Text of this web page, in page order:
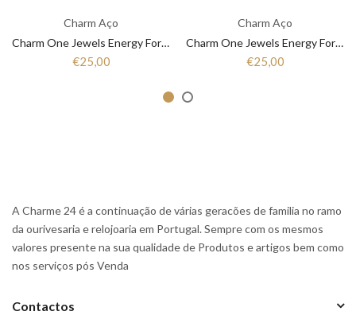
Charm Aço
Charm One Jewels Energy For Life OJEBC050
€25,00
Charm Aço
Charm One Jewels Energy For Life OJEBCL-J
€25,00
A Charme 24 é a continuação de várias geracões de familia no ramo
da ourivesaria e relojoaria em Portugal. Sempre com os mesmos
valores presente na sua qualidade de Produtos e artigos bem como
nos serviços pós Venda
Contactos